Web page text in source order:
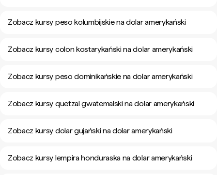
Zobacz kursy peso kolumbijskie na dolar amerykański
Zobacz kursy colon kostarykański na dolar amerykański
Zobacz kursy peso dominikańskie na dolar amerykański
Zobacz kursy quetzal gwatemalski na dolar amerykański
Zobacz kursy dolar gujański na dolar amerykański
Zobacz kursy lempira honduraska na dolar amerykański